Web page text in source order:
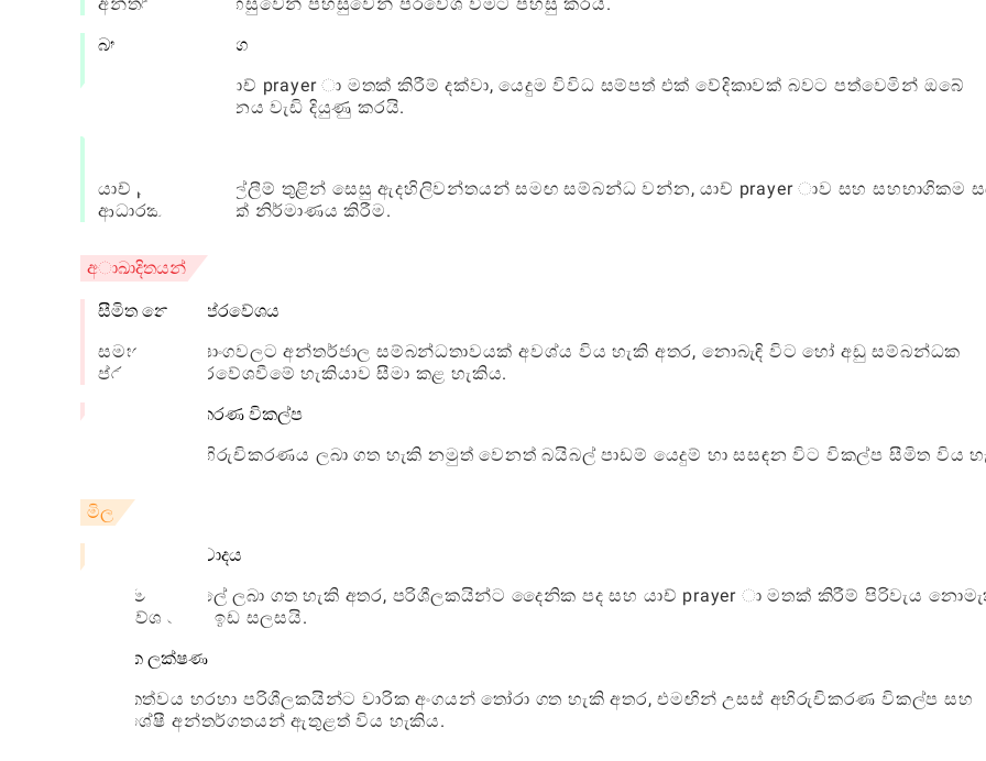
බහුකාර්ය විශේෂාංග
දෛනික පදවල යාච් prayer ා මතක් කිරීම් දක්වා, යෙදුම විවිධ සම්පත් එක් වේදිකාවක් බවට පත්වෙමින් ඔබේ
අධ්යාත්මික වර්ධනය වැඩි දියුණු කරයි.
යාච් prayer ා ඉල්ලීම් තුළින් සෙසු ඇදහිලිවන්තයන් සමඟ සම්බන්ධ වන්න, යාච් prayer ාව සහ සහභාගිකම
ආධාරක පරිසරයක් නිර්මාණය කිරීම.
අාඛාදිතයන්
සීමිත නොබැඳි ප්රවේශය
සමහර විශේෂාංගවලට අන්තර්ජාල සම්බන්ධතාවයක් අවශ්ය විය හැකි අතර, නොබැඳි විට හෝ අඩු සම්බන්ධක
ප්රදේශවල ප්රවේශවීමේ හැකියාව සීමා කළ හැකිය.
මූලික අභිරුචිකරණ විකල්ප
පිරිසැලසුම් අභිරුචිකරණය ලබා ගත හැකි නමුත් වෙනත් බයිබල් පාඩම් යෙදුම් හා සසඳන විට විකල්ප සීමිත විය
මිල
නොමිලේ අනුවාදය
යෙදුම නොමිලේ ලබා ගත හැකි අතර, පරිශීලකයින්ට දෛනික පද සහ යාච් prayer ා මතක් කිරීම් පිරිවැය
ප්රවේශ වීමට ඉඩ සලසයි.
වාරික ලක්ෂණ
දායකත්වය හරහා පරිශීලකයින්ට වාරික අංගයන් තෝරා ගත හැකි අතර, එමඟින් උසස් අභිරුචිකරණ විකල්ප සහ
සුවිශේෂී අන්තර්ගතයන් ඇතුළත් විය හැකිය.